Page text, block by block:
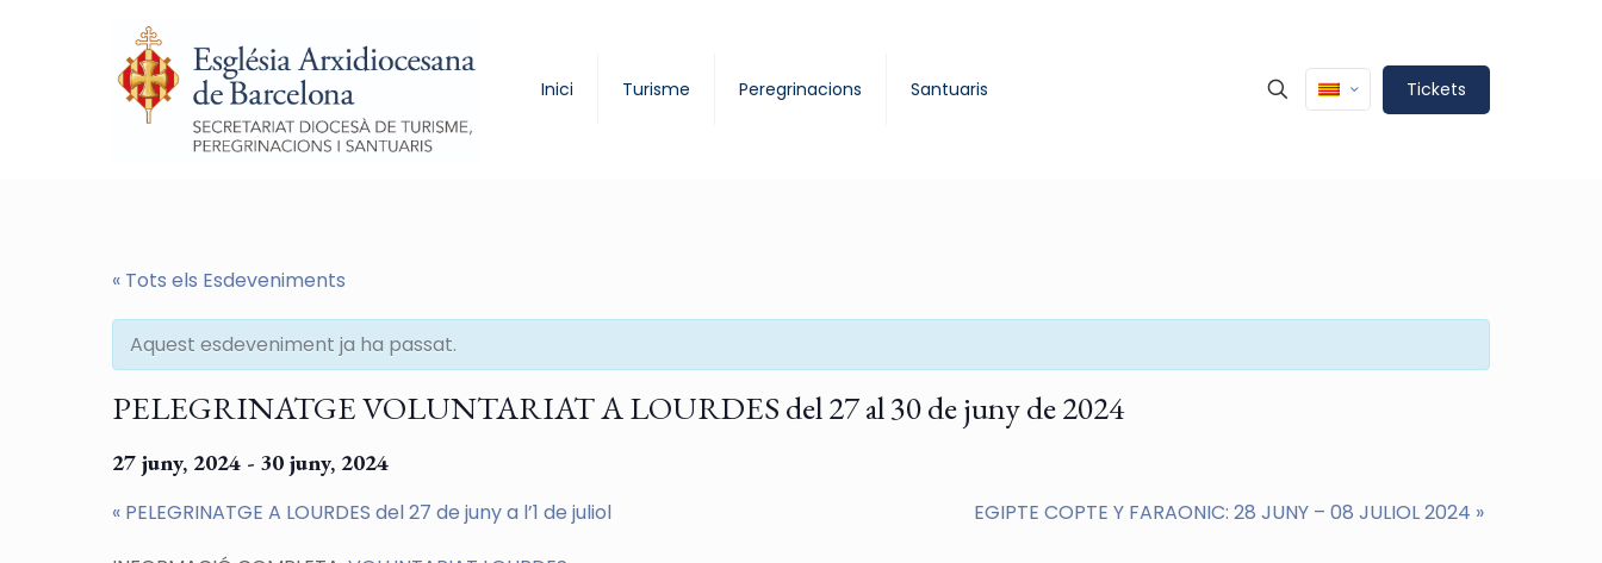
Inici Turisme Peregrinacions Santuaris Tickets
« Tots els Esdeveniments
Aquest esdeveniment ja ha passat.
PELEGRINATGE VOLUNTARIAT A LOURDES del 27 al 30 de juny de 2024
27 juny, 2024 - 30 juny, 2024
« PELEGRINATGE A LOURDES del 27 de juny a l’1 de juliol EGIPTE COPTE Y FARAONIC: 28 JUNY – 08 JULIOL 2024 »